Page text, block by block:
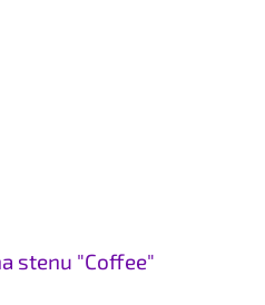
stenu "Coffee"